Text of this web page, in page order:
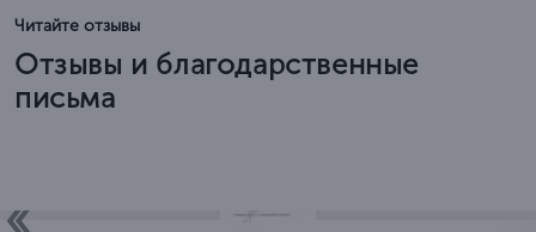
Читайте отзывы
Отзывы и благодарственные
письма